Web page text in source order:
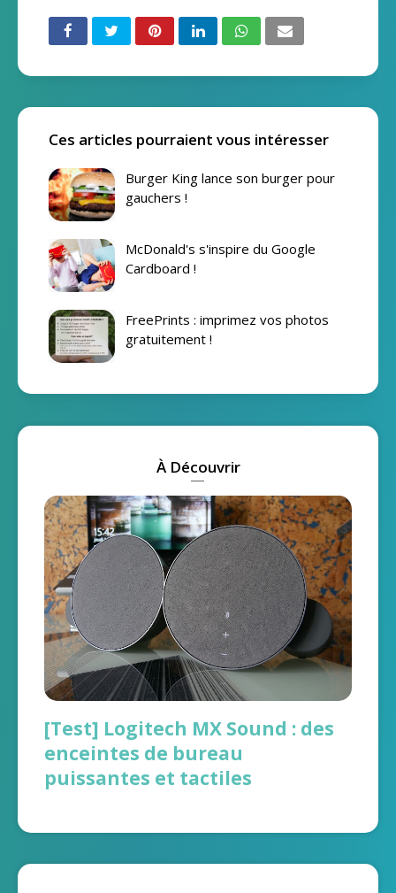
Ces articles pourraient vous intéresser
Burger King lance son burger pour
gauchers !
McDonald's s'inspire du Google
Cardboard !
FreePrints : imprimez vos photos
gratuitement !
À Découvrir
[Test] Logitech MX Sound : des
enceintes de bureau
puissantes et tactiles